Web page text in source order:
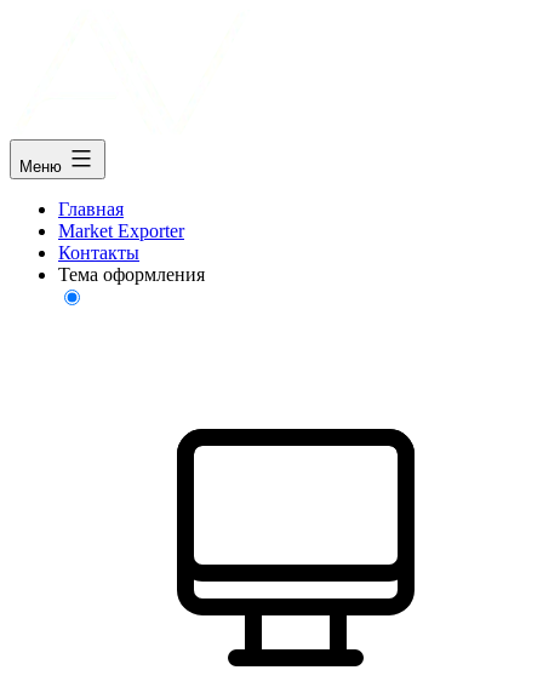
Меню
Главная
Market Exporter
Контакты
Тема оформления